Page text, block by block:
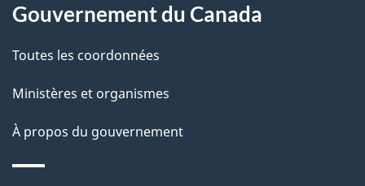
i
l
s
d
e
propos
de
ce
site
Gouvernement du Canada
Toutes les coordonnées
Ministères et organismes
À propos du gouvernement